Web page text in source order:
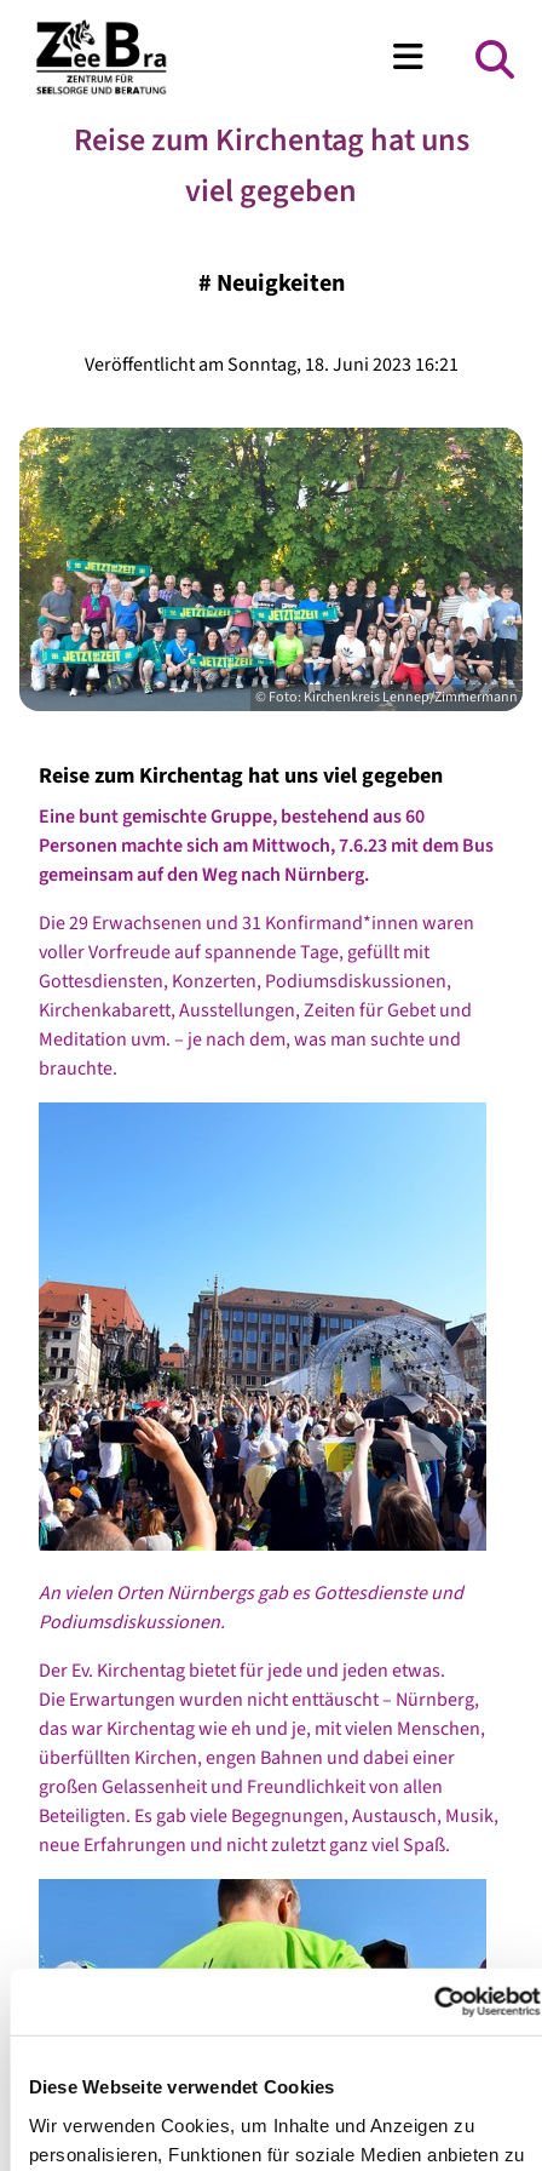
Diese Webseite verwendet Cookies
Wir verwenden Cookies, um Inhalte und Anzeigen zu
personalisieren, Funktionen für soziale Medien anbieten zu
Reise zum Kirchentag hat uns
viel gegeben
# Neuigkeiten
Veröffentlicht am Sonntag, 18. Juni 2023 16:21
© Foto: Kirchenkreis Lennep/Zimmermann
Reise zum Kirchentag hat uns viel gegeben
Eine bunt gemischte Gruppe, bestehend aus 60
Personen machte sich am Mittwoch, 7.6.23 mit dem Bus
gemeinsam auf den Weg nach Nürnberg.
Die 29 Erwachsenen und 31 Konfirmand*innen waren
voller Vorfreude auf spannende Tage, gefüllt mit
Gottesdiensten, Konzerten, Podiumsdiskussionen,
Kirchenkabarett, Ausstellungen, Zeiten für Gebet und
Meditation uvm. – je nach dem, was man suchte und
brauchte.
An vielen Orten Nürnbergs gab es Gottesdienste und
Podiumsdiskussionen.
Der Ev. Kirchentag bietet für jede und jeden etwas.
Die Erwartungen wurden nicht enttäuscht – Nürnberg,
das war Kirchentag wie eh und je, mit vielen Menschen,
überfüllten Kirchen, engen Bahnen und dabei einer
großen Gelassenheit und Freundlichkeit von allen
Beteiligten. Es gab viele Begegnungen, Austausch, Musik,
neue Erfahrungen und nicht zuletzt ganz viel Spaß.